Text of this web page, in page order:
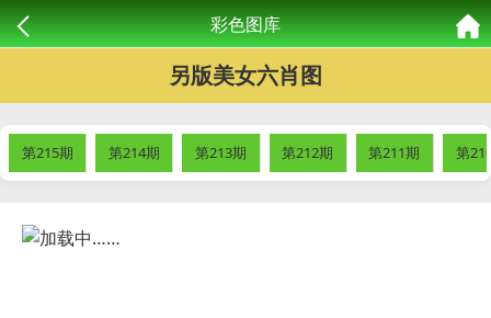
彩色图库
另版美女六肖图
第215期 第214期 第213期 第212期 第211期 第